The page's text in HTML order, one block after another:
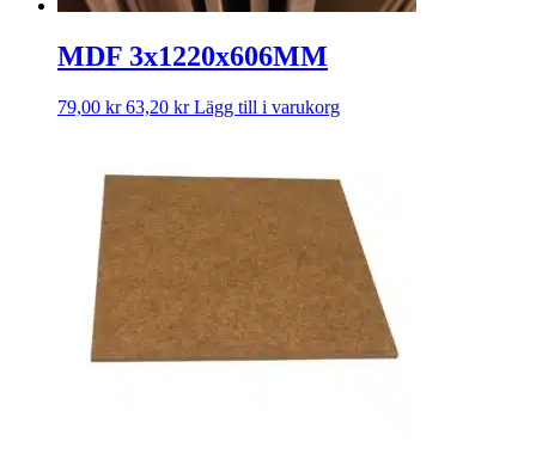
MDF 3x1220x606MM
79,00 kr 63,20 kr Lägg till i varukorg